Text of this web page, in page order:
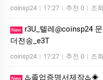
coinsp24 | 17:27 | 추천 0 | 조
New
r3U_텔레@coinsp24
더전송_e3T
coinsp24 | 17:27 | 추천 0 | 조
New
♨️졸업증명서제작♨️◈